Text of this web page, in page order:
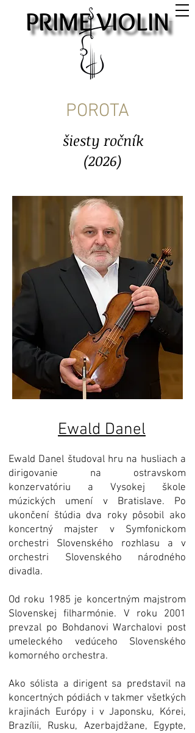
PRIME VIOLIN
PRIME VIOLIN
POROTA
šiesty ročník
(2026)
Ewald Danel
Ewald Danel študoval hru na husliach a
dirigovanie na ostravskom
konzervatóriu a Vysokej škole
múzických umení v Bratislave. Po
ukončení štúdia dva roky pôsobil ako
koncertný majster v Symfonickom
orchestri Slovenského rozhlasu a v
orchestri Slovenského národného
divadla.
Od roku 1985 je koncertným majstrom
Slovenskej filharmónie. V roku 2001
prevzal po Bohdanovi Warchalovi post
umeleckého vedúceho Slovenského
komorného orchestra.
Ako sólista a dirigent sa predstavil na
koncertných pódiách v takmer všetkých
krajinách Európy i v Japonsku, Kórei,
Brazílii, Rusku, Azerbajdžane, Egypte,